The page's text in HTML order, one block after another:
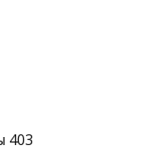
403